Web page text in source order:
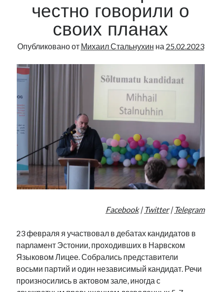
о
программе
честно говорили о
своих планах
Опубликовано от Михаил Стальнухин на 25.02.2023
Facebook| Twitter| Telegram
23 февраля я участвовал в дебатах кандидатов в
парламент Эстонии, проходивших в Нарвском
Языковом Лицее. Собрались представители
восьми партий и один независимый кандидат. Речи
произносились в актовом зале, иногда с